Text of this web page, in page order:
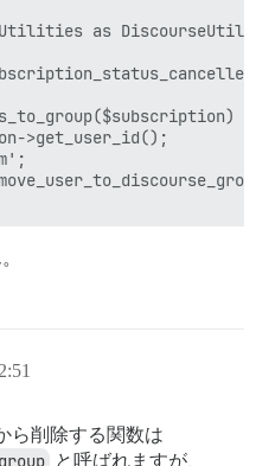
as
{
>get_user_id();
ら削除する関数は
と呼ばれますが、